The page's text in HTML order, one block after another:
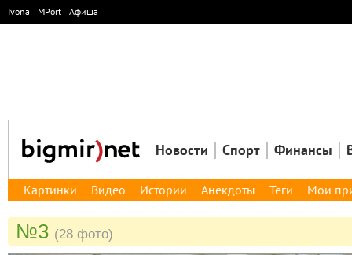
Ivona MPort Афиша
Новости Спорт Финансы
Картинки Видео Истории Анекдоты Теги Мои
№3 (28 фото)